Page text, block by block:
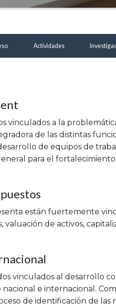
Actividades
a la
de las distintas
de equipos de
para el
están fuertemente
de activos,
vinculados al desarrollo
e internacional.
de identificación de las